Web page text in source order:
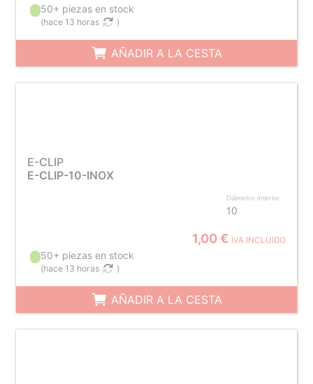
50+ piezas en stock
(hace 13 horas )
AÑADIR A LA CESTA
E-CLIP
E-CLIP-10-INOX
Diámetro interior
10
1,00 € IVA INCLUIDO
50+ piezas en stock
(hace 13 horas )
AÑADIR A LA CESTA